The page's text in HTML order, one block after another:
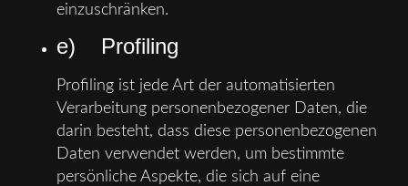
einzuschränken.
e) Profiling
Profiling ist jede Art der automatisierten
Verarbeitung personenbezogener Daten, die
darin besteht, dass diese personenbezogenen
Daten verwendet werden, um bestimmte
persönliche Aspekte, die sich auf eine